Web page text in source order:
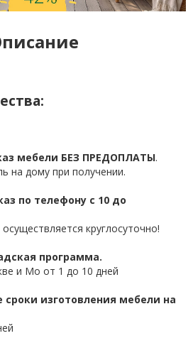
мебели БЕЗ ПРЕДОПЛАТЫ.
на дому при получении.
по телефону с 10 до
круглосуточно!
программа.
и Мо от 1 до 10 дней
сроки изготовления мебели на